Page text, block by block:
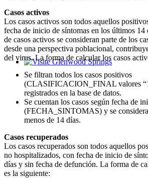
Glenwood Springs - Bello y Encantador
Casos activos
Los casos activos son todos aquellos
fecha de inicio de síntomas en los últimos 14
de casos activos se consideran parte de los
desde una perspectiva poblacional,
del virus. La forma de calcular los casos
Se filtran todos los casos positivos
(CLASIFICACION_FINAL valores
registrados en la base de datos.
Se cuentan los casos según fecha de
(FECHA_SINTOMAS) y se
menos de 14 días.
Casos recuperados
Los casos recuperados son todos aquellos
no hospitalizados, con fecha de inicio de
días y sin fecha de defunción. La forma de
es la siguiente: